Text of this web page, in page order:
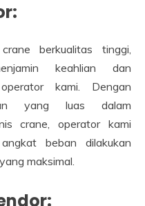
berkualitas tinggi,
keahlian dan
kami. Dengan
yang luas dalam
crane, operator kami
beban dilakukan
maksimal.